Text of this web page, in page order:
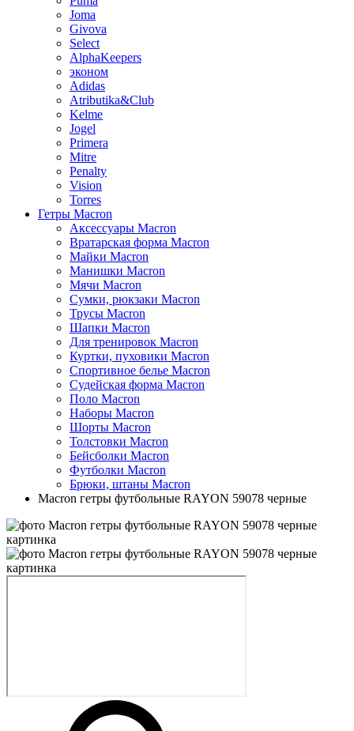
Joma
Givova
Select
AlphaKeepers
эконом
Adidas
Atributika&Club
Kelme
Jogel
Primera
Mitre
Penalty
Vision
Torres
Гетры Macron
Аксессуары Macron
Вратарская форма Macron
Майки Macron
Манишки Macron
Мячи Macron
Сумки, рюкзаки Macron
Трусы Macron
Шапки Macron
Для тренировок Macron
Куртки, пуховики Macron
Спортивное белье Macron
Судейская форма Macron
Поло Macron
Наборы Macron
Шорты Macron
Толстовки Macron
Бейсболки Macron
Футболки Macron
Брюки, штаны Macron
Macron гетры футбольные RAYON 59078 черные